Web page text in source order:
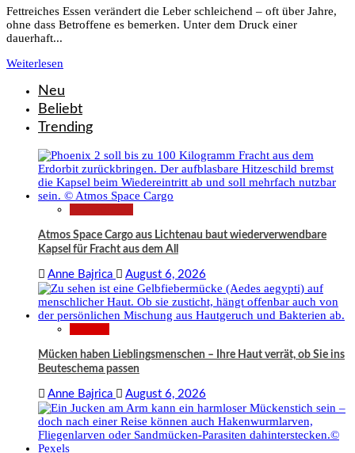
Fettreiches Essen verändert die Leber schleichend – oft über Jahre,
ohne dass Betroffene es bemerken. Unter dem Druck einer
dauerhaft...
Weiterlesen
Neu
Beliebt
Trending
Atmos Space Cargo aus Lichtenau baut wiederverwendbare
Kapsel für Fracht aus dem All
Anne Bajrica August 6, 2026
Mücken haben Lieblingsmenschen – Ihre Haut verrät, ob Sie ins
Beuteschema passen
Anne Bajrica August 6, 2026